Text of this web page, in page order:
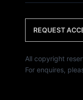
REQUEST
All copyright
For enquires,